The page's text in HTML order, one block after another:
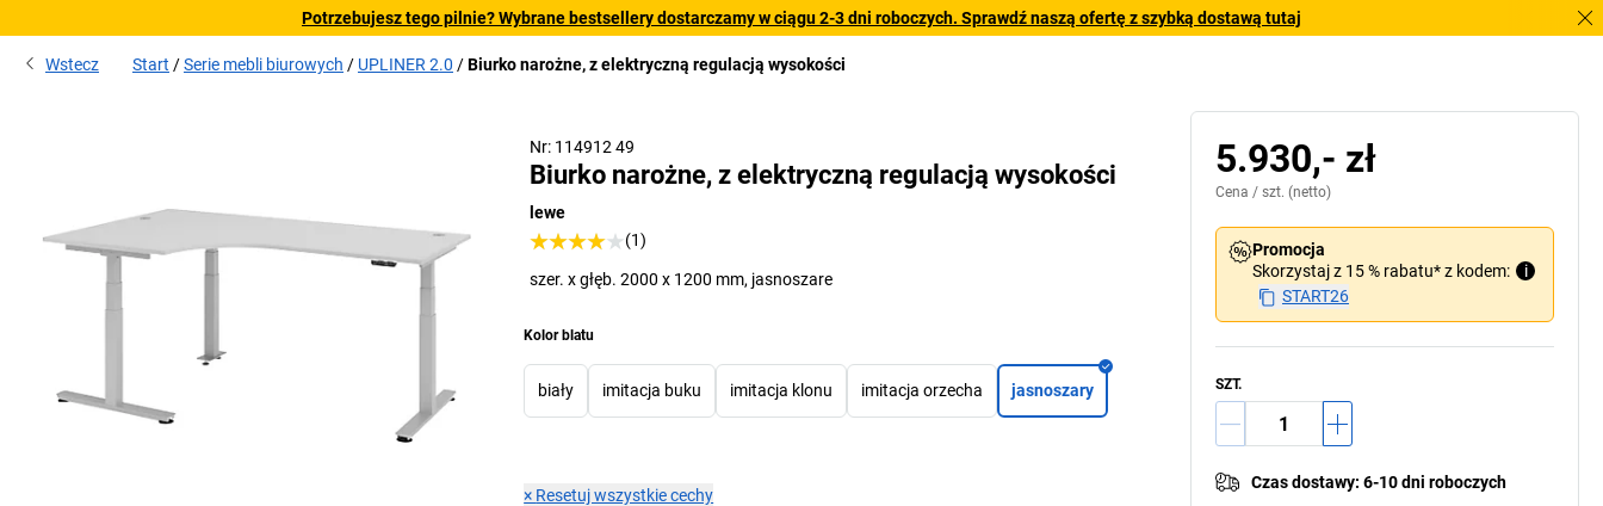
Potrzebujesz tego pilnie? Wybrane bestsellery dostarczamy w ciągu 2-3 dni roboczych. Sprawdź naszą ofertę z szybką dostawą tutaj
Wstecz Start Serie mebli biurowych UPLINER 2.0 Biurko narożne, z elektryczną regulacją wysokości
Nr: 114912 49
Biurko narożne, z elektryczną regulacją wysokości
lewe
(1)
szer. x głęb. 2000 x 1200 mm, jasnoszare
Kolor blatu
biały imitacja buku imitacja klonu imitacja orzecha jasnoszary
× Resetuj wszystkie cechy
5.930,- zł
Cena / szt. (netto)
Promocja
Skorzystaj z 15 % rabatu* z kodem:
i
START26
SZT.
Czas dostawy: 6-10 dni roboczych